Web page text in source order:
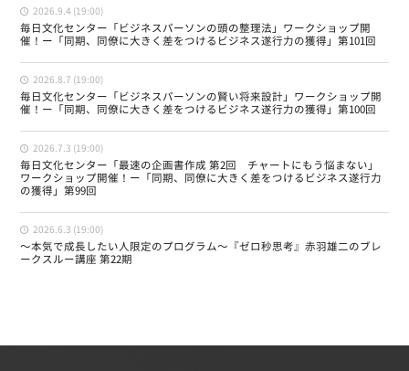
2026.9.4 (19:00)
毎日文化センター「ビジネスパーソンの頭の整理法」ワークショップ開
催！ー「同期、同僚に大きく差をつけるビジネス遂行力の獲得」第101回
2026.8.7 (19:00)
毎日文化センター「ビジネスパーソンの賢い将来設計」ワークショップ開
催！ー「同期、同僚に大きく差をつけるビジネス遂行力の獲得」第100回
2026.7.3 (19:00)
毎日文化センター「最速の企画書作成 第2回 チャートにもう悩まない」
ワークショップ開催！ー「同期、同僚に大きく差をつけるビジネス遂行力
の獲得」第99回
2026.6.3 (19:00)
〜本気で成長したい人限定のプログラム〜『ゼロ秒思考』赤羽雄二のブレ
ークスルー講座 第22期